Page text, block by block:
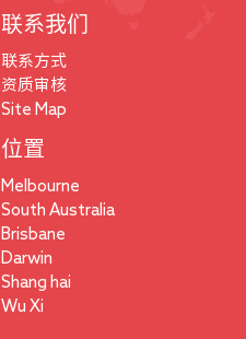
联系我们
联系方式
资质审核
Site Map
位置
Melbourne
South Australia
Brisbane
Darwin
Shang hai
Wu Xi